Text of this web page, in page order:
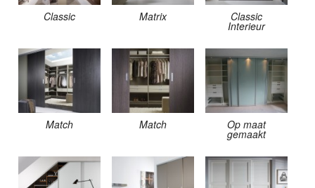
Classic Matrix Classic
Interieur
Match Match Op maat
gemaakt